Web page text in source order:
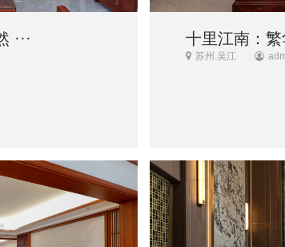
··· 十里江南：繁
苏州.吴江